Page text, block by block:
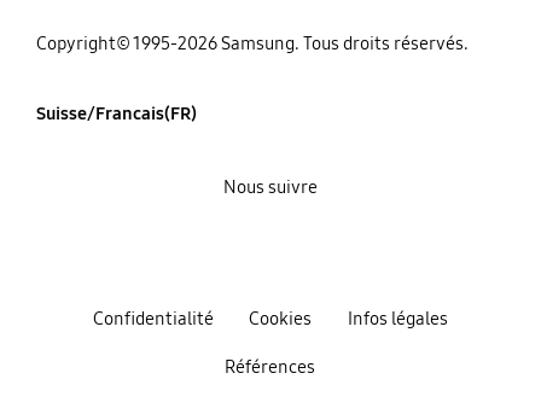
Copyright© 1995-2026 Samsung. Tous droits réservés.
Suisse/Francais(FR)
Confidentialité Cookies Infos légales
Références
Nous suivre